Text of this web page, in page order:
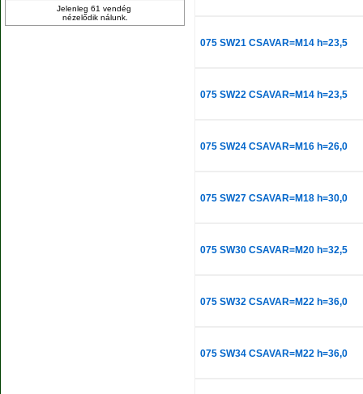
Jelenleg 61 vendég
nézelődik nálunk.
075 SW21 CSAVAR=M14 h=23,5
075 SW22 CSAVAR=M14 h=23,5
075 SW24 CSAVAR=M16 h=26,0
075 SW27 CSAVAR=M18 h=30,0
075 SW30 CSAVAR=M20 h=32,5
075 SW32 CSAVAR=M22 h=36,0
075 SW34 CSAVAR=M22 h=36,0